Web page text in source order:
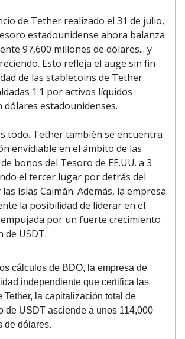
de Tether realizado el 31 de julio,
estadounidense ahora balanza
97,600 millones de dólares... y
Esto refleja el auge sin fin
de las stablecoins de Tether
1:1 por activos líquidos
dólares estadounidenses.
todo. Tether también se encuentra
envidiable en el ámbito de las
bonos del Tesoro de EE.UU. a 3
el tercer lugar por detrás del
Islas Caimán. Además, la empresa
la posibilidad de liderar en el
por un fuerte crecimiento
de USDT.
cálculos de BDO, la empresa de
independiente que certifica las
Tether, la capitalización total de
de USDT asciende a unos 114,000
de dólares.